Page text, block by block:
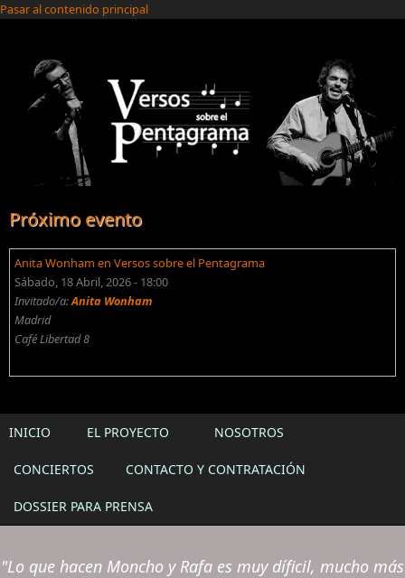
Pasar al contenido principal
Próximo evento
Anita Wonham en Versos sobre el Pentagrama
Sábado, 18 Abril, 2026 - 18:00
Invitado/a:Anita Wonham
Madrid
Café Libertad 8
INICIO EL PROYECTO NOSOTROS
CONCIERTOS CONTACTO Y CONTRATACIÓN
DOSSIER PARA PRENSA
"Lo que hacen Moncho y Rafa es muy díficil, mucho más